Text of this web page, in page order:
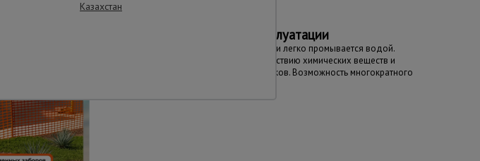
Простота эксплуатации
Не требует окраски и легко промывается водой.
Устойчива к воздействию химических веществ и
атмосферных осадков. Возможность многократного
Казахстан